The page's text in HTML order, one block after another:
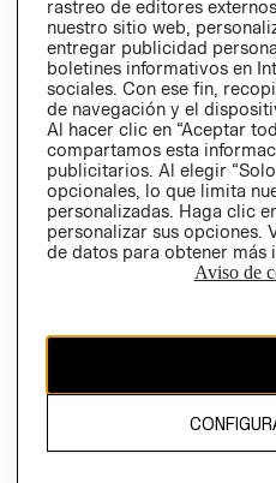
Ecuador ($)
CAMBIAR REGIÓN
El contenido de esta página web
propiedad de H&M Hennes &
rastreo de editores
nuestro sitio web,
entregar publicidad
boletines informativos en
sociales. Con ese fin,
de navegación y el
Al hacer clic en “Aceptar
compartamos esta
publicitarios. Al elegir
opcionales, lo que limita
personalizadas. Haga clic
personalizar sus opciones.
de datos para obtener más
Aviso de